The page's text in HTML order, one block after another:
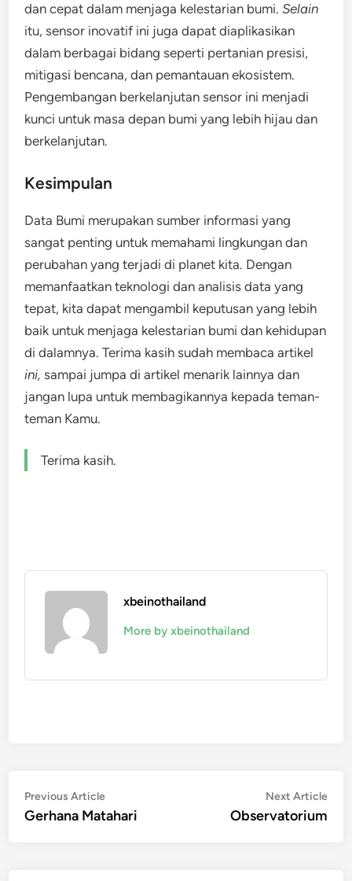
dan cepat dalam menjaga kelestarian bumi.Selain
itu, sensor inovatif ini juga dapat diaplikasikan
dalam berbagai bidang seperti pertanian presisi,
mitigasi bencana, dan pemantauan ekosistem.
Pengembangan berkelanjutan sensor ini menjadi
kunci untuk masa depan bumi yang lebih hijau dan
berkelanjutan.
Kesimpulan
Data Bumi merupakan sumber informasi yang
sangat penting untuk memahami lingkungan dan
perubahan yang terjadi di planet kita. Dengan
memanfaatkan teknologi dan analisis data yang
tepat, kita dapat mengambil keputusan yang lebih
baik untuk menjaga kelestarian bumi dan kehidupan
di dalamnya. Terima kasih sudah membaca artikel
ini, sampai jumpa di artikel menarik lainnya dan
jangan lupa untuk membagikannya kepada teman-
teman Kamu.
Terima kasih.
xbeinothailand
More by xbeinothailand
Navigasi
pos
Previous ArticlePrevious
article:
Gerhana Matahari
Next Article
Observatorium